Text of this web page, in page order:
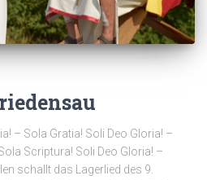
– Sola Gratia! Soli Deo Gloria! –
Scriptura! Soli Deo Gloria! –
schallt das Lagerlied des 9.